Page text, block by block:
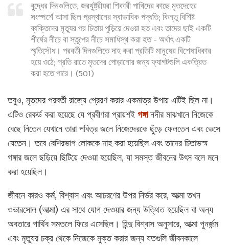
বুদ্ধের দিনগুলিতে, জরথুষ্ট্রীয়রা শিকারী পাখিদের কাছে মৃতদেহের
সংস্পর্শে আসা ছিল প্রস্থানের স্বাভাবিক পদ্ধতি; কিন্তু বিশিষ্ট
ব্যক্তিদের মৃত্যুর পর চিতায় পুড়িয়ে দেওয়া হত এবং তাদের ছাই একটি
শীর্ষের নীচে বা স্তূপের নীচে সমাধিস্থ করা হত - অর্থাৎ একটি
স্মৃতিসৌধ। পরবর্তী দিনগুলিতে দাহ করা প্রতিটি মানুষের বিশেষাধিকার
হয়ে ওঠে; প্রতি রাতে মৃতদের পোড়ানোর জন্য ফ্যাগটগুলি একত্রিত
করা হতে পারে। (501)
তবুও, মৃতদের পরবর্তী রাজ্যে প্রেরণ করার একমাত্র উপায় এটিই ছিল না।
এটিও রেকর্ড করা হয়েছে যে প্রবীণরা প্রায়শই গঙ্গানদীর মাঝখানে নিজেকে
বেছে নিতেন যেখানে তারা পবিত্র জলে নিজেদেরকে ছুঁড়ে ফেলতেন এবং ভেসে
যেতেন। তবে বেশিরভাগ লোককে দাহ করা হয়েছিল এবং তাদের চিতাভস্ম
গঙ্গার জলে ছড়িয়ে ছিটিয়ে দেওয়া হয়েছিল, যা সমস্ত জীবনের উৎস বলে মনে
করা হয়েছিল।
জীবনে কারও কর্ম, বিশ্বাস এবং আচরণের উপর নির্ভর করে, আত্মা তখন
ওভারসোল (আত্মা) এর সাথে যোগ দেওয়ার জন্য উত্থিত হয়েছিল বা অন্য
অবতারে পার্থিব সমতলে ফিরে এসেছিল। হিন্দু বিশ্বাস অনুসারে, আত্মা পুনর্জন্ম
এবং মৃত্যুর চক্র থেকে নিজেকে মুক্ত করার জন্য যতগুলি জীবনকালে